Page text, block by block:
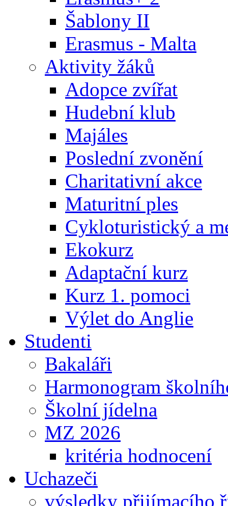
Šablony II
Erasmus - Malta
Aktivity žáků
Adopce zvířat
Hudební klub
Majáles
Poslední zvonění
Charitativní akce
Maturitní ples
Cykloturistický a
Ekokurz
Adaptační kurz
Kurz 1. pomoci
Výlet do Anglie
Studenti
Bakaláři
Harmonogram
Školní jídelna
MZ 2026
kritéria hodnocení
Uchazeči
výsledky přijímacího